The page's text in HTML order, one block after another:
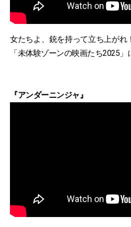
女たちよ、銃を持って立ち上がれ
「未体験ゾーンの映画たち2025」
『アンダーニンジャ』